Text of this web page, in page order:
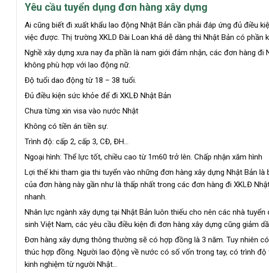
Yêu cầu tuyển dụng đơn hàng xây dựng
Ai cũng biết đi xuất khẩu lao động Nhật Bản cần phải đáp ứng đủ điều
việc được. Thị trường XKLD Đài Loan khá dễ dàng thì Nhật Bản có phần
Nghề xây dựng xưa nay đa phần là nam giới đảm nhận, các đơn hàng
không phù hợp với lao động nữ.
Độ tuổi dao động từ 18 – 38 tuổi.
Đủ điều kiện sức khỏe để đi XKLĐ Nhật Bản
Chưa từng xin visa vào nước Nhật
Không có tiền án tiền sự.
Trình độ: cấp 2, cấp 3, CĐ, ĐH…
Ngoại hình: Thể lực tốt, chiều cao từ 1m60 trở lên. Chấp nhận xăm hình
Lợi thế khi tham gia thi tuyển vào những đơn hàng xây dựng Nhật Bản
của đơn hàng này gần như là thấp nhất trong các đơn hàng đi XKLĐ
nhanh.
Nhân lực ngành xây dựng tại Nhật Bản luôn thiếu cho nên các nhà
sinh Việt Nam, các yêu cầu điều kiện đi đơn hàng xây dựng cũng giảm
Đơn hàng xây dựng thông thường sẽ có hợp đồng là 3 năm. Tuy nhiên
thúc hợp đồng. Người lao động về nước có số vốn trong tay, có trình
kinh nghiệm từ người Nhật…